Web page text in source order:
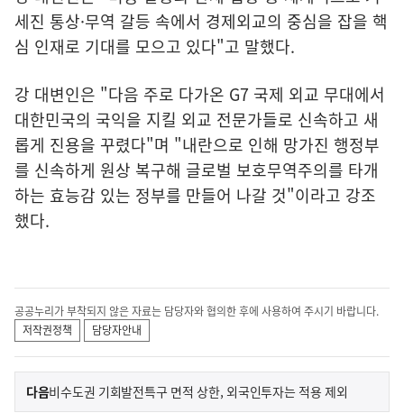
세진 통상·무역 갈등 속에서 경제외교의 중심을 잡을 핵
심 인재로 기대를 모으고 있다"고 말했다.
강 대변인은 "다음 주로 다가온 G7 국제 외교 무대에서
대한민국의 국익을 지킬 외교 전문가들로 신속하고 새
롭게 진용을 꾸렸다"며 "내란으로 인해 망가진 행정부
를 신속하게 원상 복구해 글로벌 보호무역주의를 타개
하는 효능감 있는 정부를 만들어 나갈 것"이라고 강조
했다.
공공누리가 부착되지 않은 자료는 담당자와 협의한 후에 사용하여 주시기 바랍니다.
저작권정책
담당자안내
이다음기
비수도권 기회발전특구 면적 상한, 외국인투자는 적용 제외